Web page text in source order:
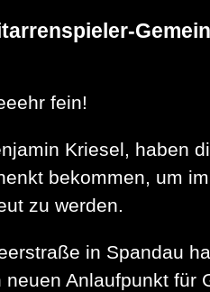
fein!
Kriesel, haben
bekommen, um
zu werden.
in Spandau
Anlaufpunkt für